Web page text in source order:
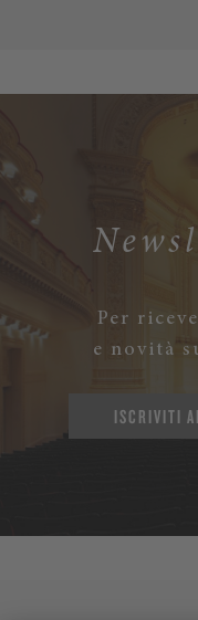
Per
e novità
ISCRIVITI